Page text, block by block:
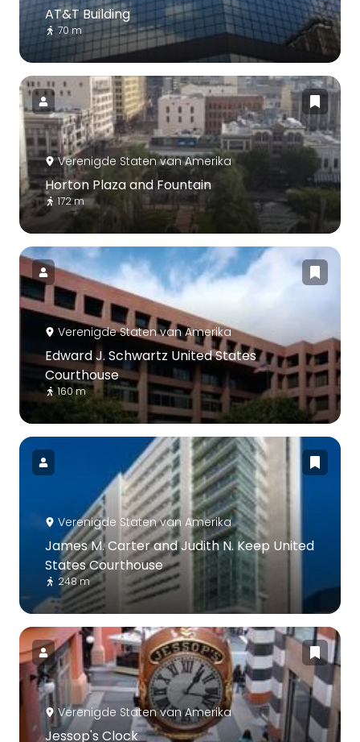
AT&T Building
70 m
Verenigde Staten van Amerika
Horton Plaza and Fountain
172 m
Verenigde Staten van Amerika
Edward J. Schwartz United States
Courthouse
160 m
Verenigde Staten van Amerika
James M. Carter and Judith N. Keep United
States Courthouse
248 m
Verenigde Staten van Amerika
Jessop's Clock